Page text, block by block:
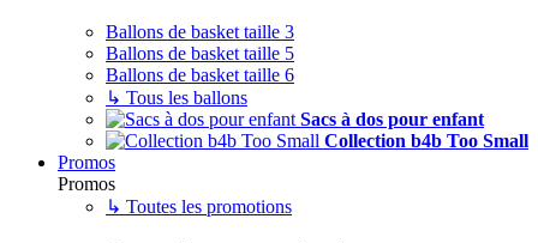
Ballons de basket taille 3
Ballons de basket taille 5
Ballons de basket taille 6
↳ Tous les ballons
Sacs à dos pour enfant
Collection b4b Too Small
Promos
Promos
↳ Toutes les promotions